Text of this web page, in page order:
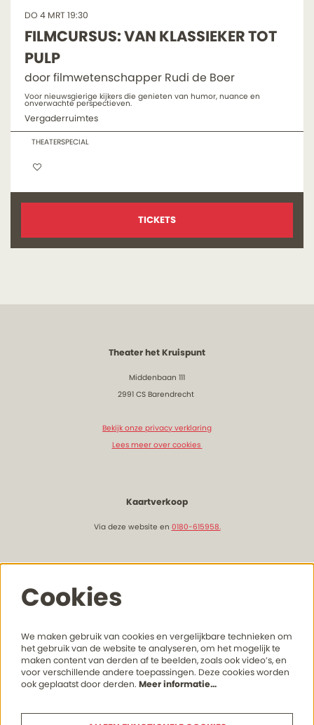
FILMCURSUS: VAN KLASSIEKER TOT
PULP
door filmwetenschapper Rudi de Boer
DO 4 MRT 19:30
Voor nieuwsgierige kijkers die genieten van humor, nuance en
onverwachte perspectieven.
Vergaderruimtes
THEATERSPECIAL
TICKETS
Theater het Kruispunt
Middenbaan 111
2991 CS Barendrecht
Bekijk onze privacy verklaring
Lees meer over cookies
Kaartverkoop
Via deze website en 0180-615958.
Openingstijden & bereikbaarheid
Lees hier meer onze actuele openingstijden
Volg ons
Cookies
We maken gebruik van cookies en vergelijkbare technieken om
het gebruik van de website te analyseren, om het mogelijk te
maken content van derden af te beelden, zoals ook video’s, en
voor verschillende andere toepassingen. Deze cookies worden
ook geplaatst door derden. Meer informatie…